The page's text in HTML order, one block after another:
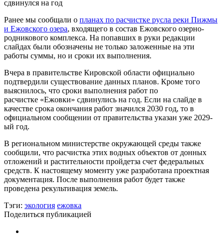
Ранее мы сообщали о планах по расчистке русла реки Пижмы
и Ежовского озера, входящего в состав Ежовского озерно-
родникового комплекса. На попавших в руки редакции
слайдах были обозначены не только заложенные на эти
работы суммы, но и сроки их выполнения.
Вчера в правительстве Кировской области официально
подтвердили существование данных планов. Кроме того
выяснилось, что сроки выполнения работ по
расчистке «Ежовки» сдвинулись на год. Если на слайде в
качестве срока окончания работ значился 2030 год, то в
официальном сообщении от правительства указан уже 2029-
ый год.
В региональном министерстве окружающей среды также
сообщили, что расчистка этих водных объектов от донных
отложений и растительности пройдетза счет федеральных
средств. К настоящему моменту уже разработана проектная
документация. После выполнения работ будет также
проведена рекультивация земель.
Тэги: экология ежовка
Поделиться публикацией